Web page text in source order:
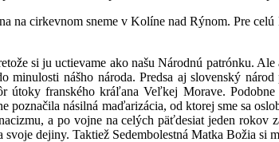
na cirkevnom sneme v Kolíne nad Rýnom. Pre
si ju uctievame ako našu Národnú patrónku.
nášho národa. Predsa aj slovenský
franského kráľana Veľkej Morave.
násilná maďarizácia, od ktorej sme sa
a po vojne na celých päťdesiat jeden
dejiny. Taktiež Sedembolestná Matka Božia si